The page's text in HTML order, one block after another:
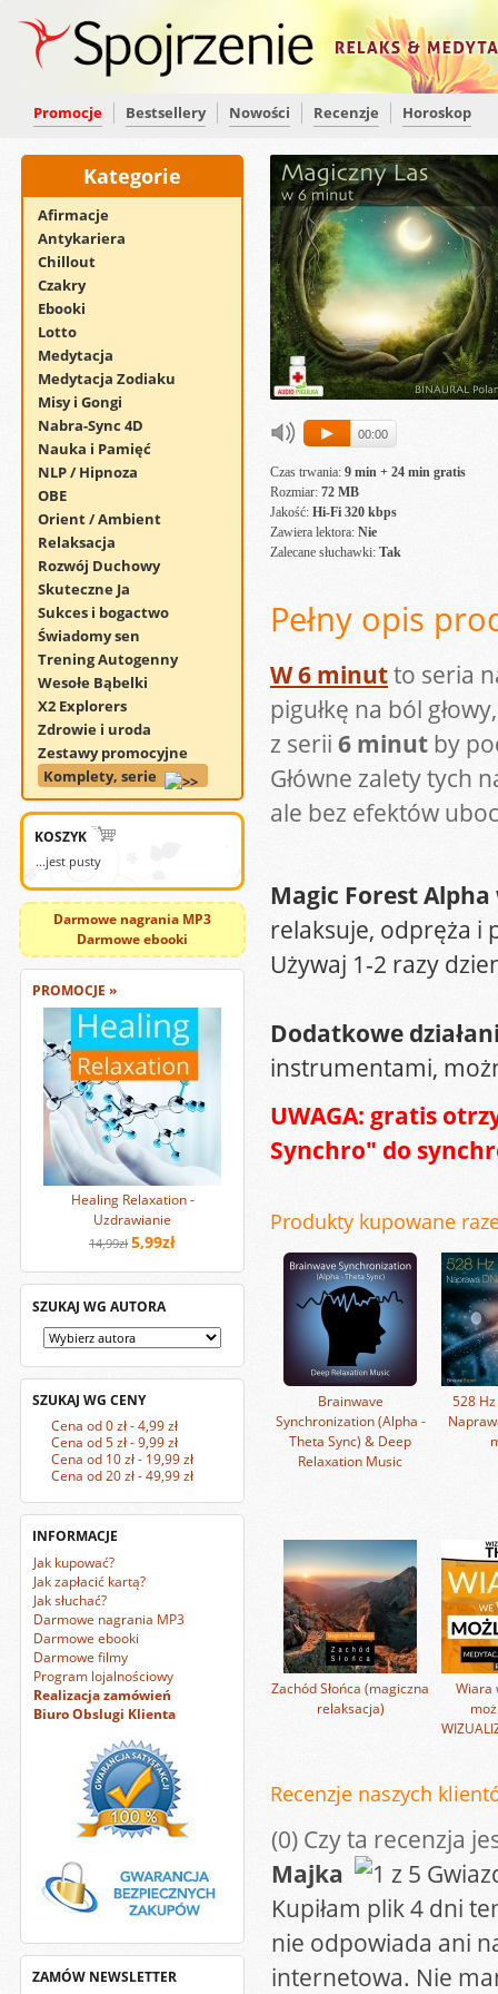
Promocje Bestsellery Nowości Recenzje Horoskop
Kategorie
Afirmacje
Antykariera
Chillout
Czakry
Ebooki
Lotto
Medytacja
Medytacja Zodiaku
Misy i Gongi
Nabra-Sync 4D
Nauka i Pamięć
NLP / Hipnoza
OBE
Orient / Ambient
Relaksacja
Rozwój Duchowy
Skuteczne Ja
Sukces i bogactwo
Świadomy sen
Trening Autogenny
Wesołe Bąbelki
X2 Explorers
Zdrowie i uroda
Zestawy promocyjne
Komplety, serie
KOSZYK
...jest pusty
Darmowe nagrania MP3
Darmowe ebooki
PROMOCJE »
Healing Relaxation -
Uzdrawianie
14,99zł 5,99zł
SZUKAJ WG AUTORA
SZUKAJ WG CENY
Cena od 0 zł - 4,99 zł
Cena od 5 zł - 9,99 zł
Cena od 10 zł - 19,99 zł
Cena od 20 zł - 49,99 zł
INFORMACJE
Jak kupować?
Jak zapłacić kartą?
Jak słuchać?
Darmowe nagrania MP3
Darmowe ebooki
Darmowe filmy
Program lojalnościowy
Realizacja zamówień
Biuro Obslugi Klienta
ZAMÓW NEWSLETTER
00:00
Czas trwania: 9 min + 24 min gratis
Rozmiar: 72 MB
Jakość: Hi-Fi 320 kbps
Zawiera lektora: Nie
Zalecane słuchawki: Tak
Pełny opis
W 6 minutto seria
pigułkę na ból
z serii 6 minut by
Główne zalety tych
ale bez efektów
Magic Forest Alpha
relaksuje, odpręża i
Używaj 1-2 razy
Dodatkowe
instrumentami,
UWAGA: gratis
Synchro" do
Produkty kupowane
Brainwave
Synchronization (Alpha -
Theta Sync) & Deep
Relaxation Music
528
Zachód Słońca (magiczna
relaksacja)
Wiara
Recenzje naszych
(0) Czy ta recenzja
Majka
Kupiłam plik 4 dni
nie odpowiada ani
internetowa. Nie